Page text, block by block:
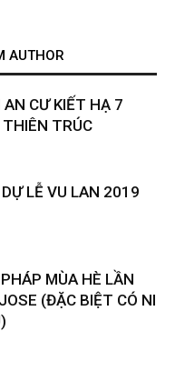
AUTHOR
CƯ KIẾT HẠ 7
TRÚC
LỄ VU LAN 2019
MÙA HÈ LẦN
(ĐẶC BIỆT CÓ NI